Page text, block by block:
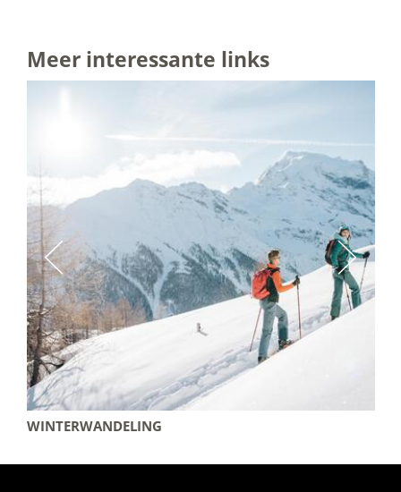
Meer interessante links
WINTERWANDELING